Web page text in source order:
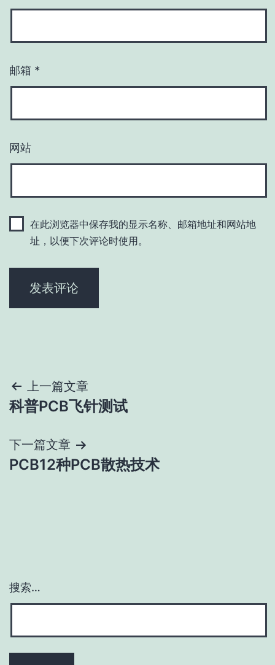
邮箱 *
网站
在此浏览器中保存我的显示名称、邮箱地址和网站地
址，以便下次评论时使用。
文
章
导
航
上一篇文章
科普PCB飞针测试
下一篇文章
PCB12种PCB散热技术
搜索…